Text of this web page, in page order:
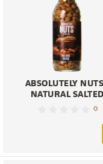
ABSOLUTELY
NATURAL SALTED
0